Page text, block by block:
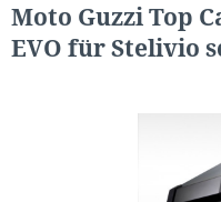
Moto Guzzi Top
EVO für Stelivio